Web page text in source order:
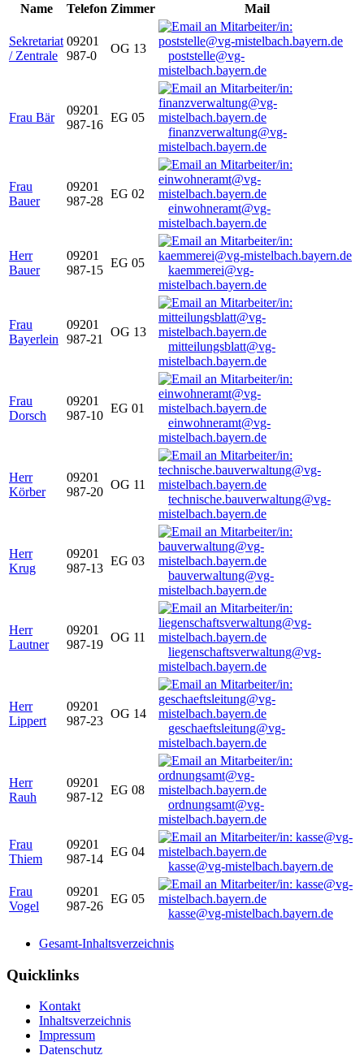
Name
Telefon Zimmer Mail
Sekretariat
/ Zentrale
09201
987-0
OG 13
poststelle@vg-
mistelbach.bayern.de
Frau Bär
09201
987-16
EG 05
finanzverwaltung@vg-
mistelbach.bayern.de
Frau
Bauer
09201
987-28
EG 02
einwohneramt@vg-
mistelbach.bayern.de
Herr
Bauer
09201
987-15
EG 05
kaemmerei@vg-
mistelbach.bayern.de
Frau
Bayerlein
09201
987-21
OG 13
mitteilungsblatt@vg-
mistelbach.bayern.de
Frau
Dorsch
09201
987-10
EG 01
einwohneramt@vg-
mistelbach.bayern.de
Herr
Körber
09201
987-20
OG 11
technische.bauverwaltung@vg-
mistelbach.bayern.de
Herr
Krug
09201
987-13
EG 03
bauverwaltung@vg-
mistelbach.bayern.de
Herr
Lautner
09201
987-19
OG 11
liegenschaftsverwaltung@vg-
mistelbach.bayern.de
Herr
Lippert
09201
987-23
OG 14
geschaeftsleitung@vg-
mistelbach.bayern.de
Herr
Rauh
09201
987-12
EG 08
ordnungsamt@vg-
mistelbach.bayern.de
Frau
Thiem
09201
987-14
EG 04
kasse@vg-mistelbach.bayern.de
Frau
Vogel
09201
987-26
EG 05
kasse@vg-mistelbach.bayern.de
Gesamt-Inhaltsverzeichnis
Quicklinks
Kontakt
Inhaltsverzeichnis
Impressum
Datenschutz